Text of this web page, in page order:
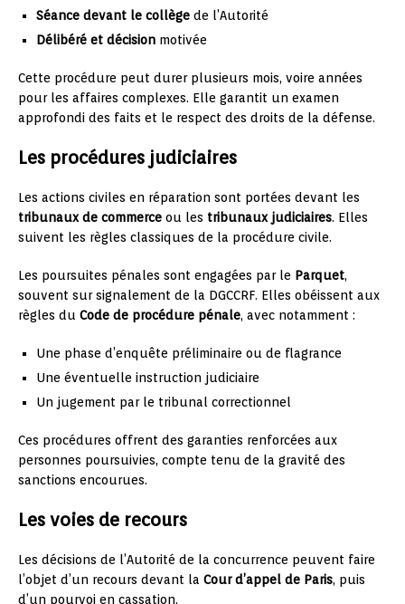
Séance devant le collège de l’Autorité
Délibéré et décision motivée
Cette procédure peut durer plusieurs mois, voire années
pour les affaires complexes. Elle garantit un examen
approfondi des faits et le respect des droits de la défense.
Les procédures judiciaires
Les actions civiles en réparation sont portées devant les
tribunaux de commerce ou les tribunaux judiciaires. Elles
suivent les règles classiques de la procédure civile.
Les poursuites pénales sont engagées par le Parquet,
souvent sur signalement de la DGCCRF. Elles obéissent aux
règles du Code de procédure pénale, avec notamment :
Une phase d’enquête préliminaire ou de flagrance
Une éventuelle instruction judiciaire
Un jugement par le tribunal correctionnel
Ces procédures offrent des garanties renforcées aux
personnes poursuivies, compte tenu de la gravité des
sanctions encourues.
Les voies de recours
Les décisions de l’Autorité de la concurrence peuvent faire
l’objet d’un recours devant la Cour d’appel de Paris, puis
d’un pourvoi en cassation.